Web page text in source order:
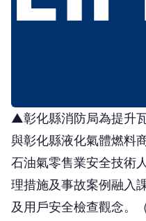
▲彰化縣消防局為提升
與彰化縣液化氣體燃料
石油氣零售業安全技術
理措施及事故案例融入
及用戶安全檢查觀念。